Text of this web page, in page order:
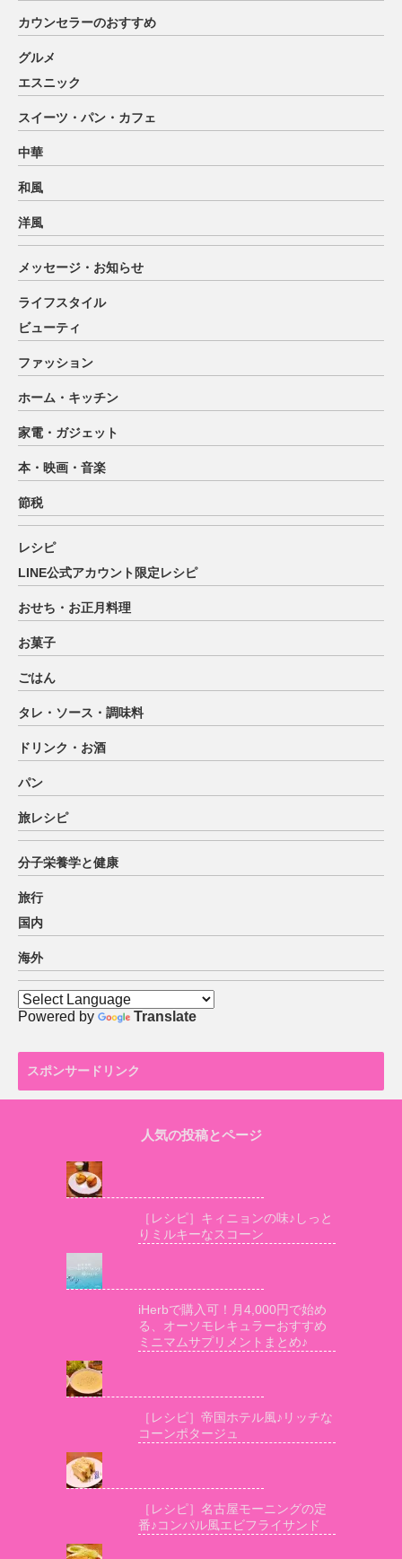
カウンセラーのおすすめ
グルメ
エスニック
スイーツ・パン・カフェ
中華
和風
洋風
メッセージ・お知らせ
ライフスタイル
ビューティ
ファッション
ホーム・キッチン
家電・ガジェット
本・映画・音楽
節税
レシピ
LINE公式アカウント限定レシピ
おせち・お正月料理
お菓子
ごはん
タレ・ソース・調味料
ドリンク・お酒
パン
旅レシピ
分子栄養学と健康
旅行
国内
海外
Powered by Translate
スポンサードリンク
人気の投稿とページ
［レシピ］キィニョンの味♪しっと
りミルキーなスコーン
iHerbで購入可！月4,000円で始め
る、オーソモレキュラーおすすめ
ミニマムサプリメントまとめ♪
［レシピ］帝国ホテル風♪リッチな
コーンポタージュ
［レシピ］名古屋モーニングの定
番♪コンパル風エビフライサンド